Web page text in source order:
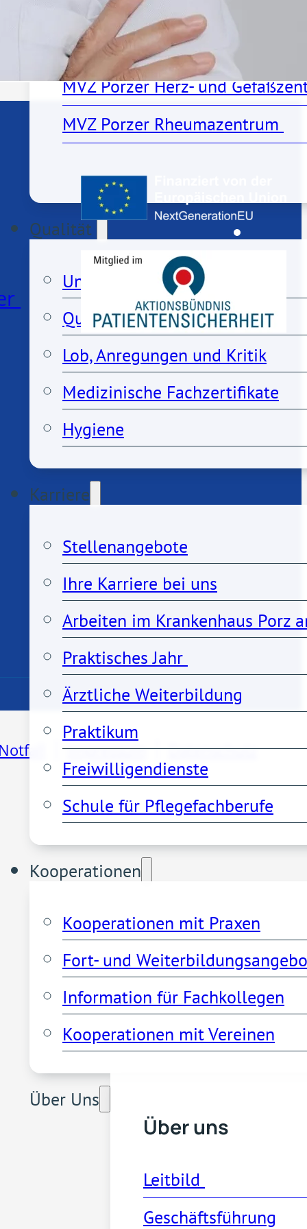
MVZs
MVZ Porzer Herz- und
MVZ Porzer Rheumazentrum
Qualität
Unser Qualitätsanspruch
Qualitätsmanagement
Lob, Anregungen und Kritik
Medizinische Fachzertifikate
Hygiene
Karriere
Stellenangebote
Ihre Karriere bei uns
Arbeiten im Krankenhaus Porz
Praktisches Jahr
Ärztliche Weiterbildung
Praktikum
Freiwilligendienste
Schule für Pflegefachberufe
Kooperationen
Kooperationen mit Praxen
Fort- und
Information für Fachkollegen
Kooperationen mit Vereinen
Über Uns
Über uns
Leitbild
Geschäftsführung
Notfall Impressum Datenschutz